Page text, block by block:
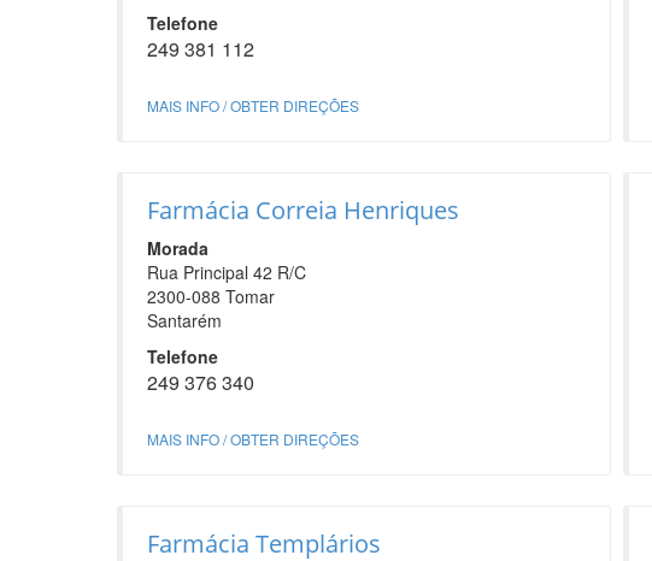
Telefone
249 381 112
MAIS INFO / OBTER DIREÇÕES
Farmácia Correia Henriques
Morada
Rua Principal 42 R/C
2300-088 Tomar
Santarém
Telefone
249 376 340
MAIS INFO / OBTER DIREÇÕES
Farmácia Templários